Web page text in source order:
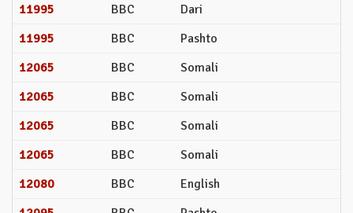
11995
BBC
Dari
11995
BBC
Pashto
12065
BBC
Somali
12065
BBC
Somali
12065
BBC
Somali
12065
BBC
Somali
12080
BBC
English